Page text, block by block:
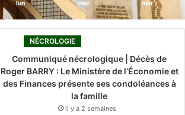
lun mar mer
NÉCROLOGIE
Communiqué nécrologique | Décès de
Roger BARRY : Le Ministère de l’Économie et
des Finances présente ses condoléances à
la famille
il y a 2 semaines